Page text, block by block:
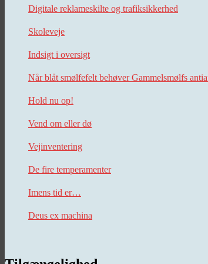
Digitale reklameskilte og trafiksikkerhed
Skoleveje
Indsigt i oversigt
Når blåt smølfefelt behøver Gammelsmølfs
Hold nu op!
Vend om eller dø
Vejinventering
De fire temperamenter
Imens tid er…
Deus ex machina